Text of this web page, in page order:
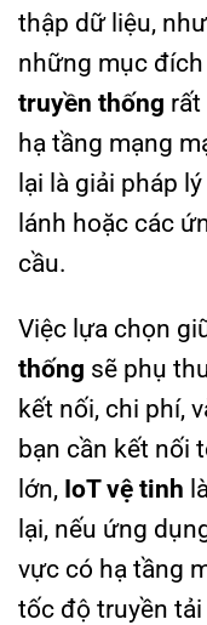
thập dữ liệu,
những mục
truyền thống rất
hạ tầng mạng
lại là giải pháp
lánh hoặc các
cầu.
Việc lựa chọn
thống sẽ phụ
kết nối, chi phí,
bạn cần kết nối
lớn, IoT vệ tinh
lại, nếu ứng
vực có hạ tầng
tốc độ truyền tải